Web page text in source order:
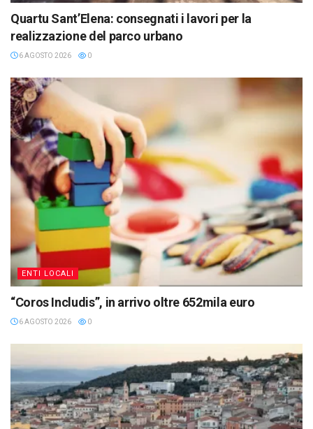
Quartu Sant’Elena: consegnati i lavori per la
realizzazione del parco urbano
6 AGOSTO 2026 0
ENTI LOCALI
“Coros Includis”, in arrivo oltre 652mila euro
6 AGOSTO 2026 0